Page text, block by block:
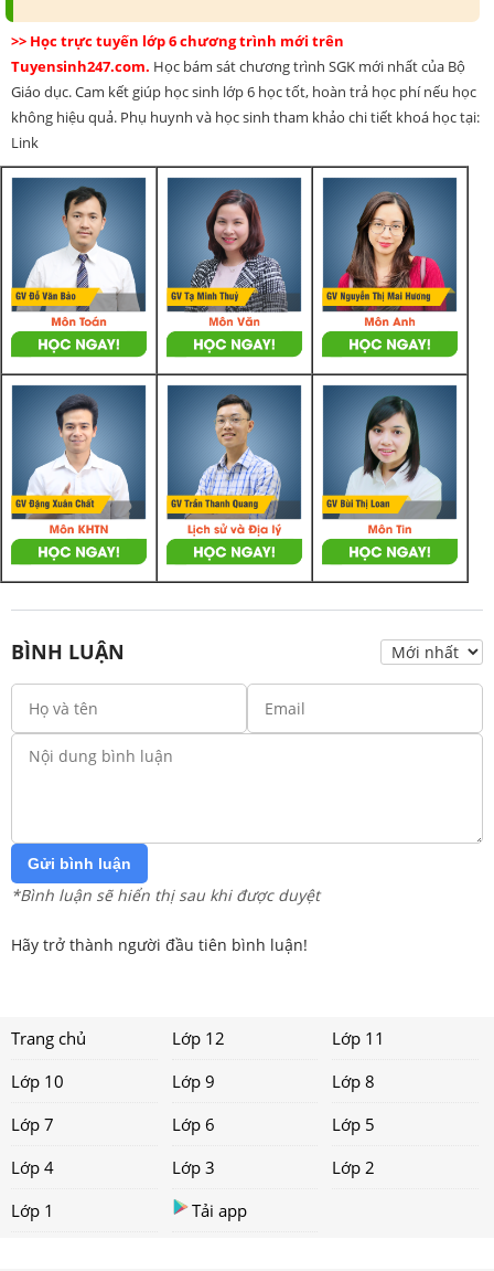
>> Học trực tuyến lớp 6 chương trình mới trên
Tuyensinh247.com. Học bám sát chương trình SGK mới nhất của Bộ
Giáo dục. Cam kết giúp học sinh lớp 6 học tốt, hoàn trả học phí nếu học
không hiệu quả. Phụ huynh và học sinh tham khảo chi tiết khoá học tại:
Link
BÌNH LUẬN
Gửi bình luận
*Bình luận sẽ hiển thị sau khi được duyệt
Hãy trở thành người đầu tiên bình luận!
Trang chủ Lớp 12
Lớp 11
Lớp 10
Lớp 9
Lớp 8
Lớp 7
Lớp 6
Lớp 5
Lớp 4
Lớp 3
Lớp 2
Lớp 1
Tải app